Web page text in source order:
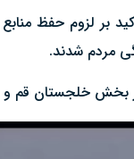
بر لزوم حفظ
مردم شدند.
و مواد غذایی در شهرک